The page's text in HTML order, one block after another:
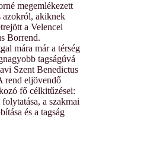
megemlékezett
azokról, akiknek
a Velencei
Borrend.
mára már a térség
tagságúvá
Szent Benedictus
rend eljövendő
fő célkitűzései:
a szakmai
és a tagság